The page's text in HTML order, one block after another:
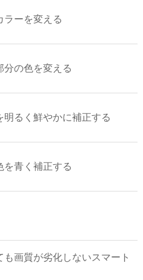
ラーを変える
分の色を変える
明るく鮮やかに補正する
を青く補正する
画質が劣化しないスマート